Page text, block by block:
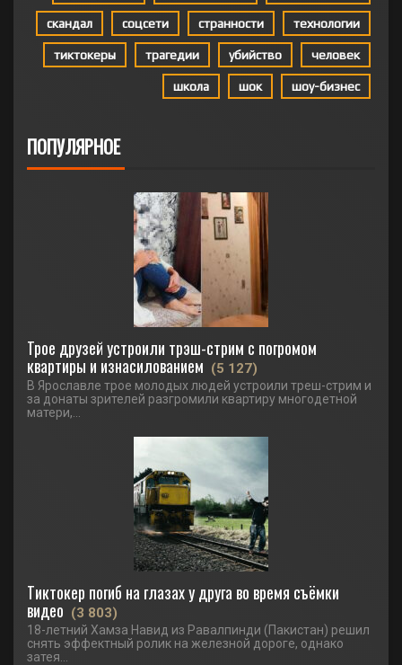
скандал соцсети странности технологии
тиктокеры трагедии убийство человек
школа шок шоу-бизнес
ПОПУЛЯРНОЕ
Трое друзей устроили трэш-стрим с погромом
квартиры и изнасилованием (5 127)
В Ярославле трое молодых людей устроили треш-стрим и
за донаты зрителей разгромили квартиру многодетной
матери,...
Тиктокер погиб на глазах у друга во время съёмки
видео (3 803)
18-летний Хамза Навид из Равалпинди (Пакистан) решил
снять эффектный ролик на железной дороге, однако
затея...